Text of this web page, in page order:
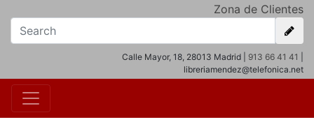
Zona de Clientes
Calle Mayor, 18, 28013 Madrid | 913 66 41 41
libreriamendez@telefonica.net